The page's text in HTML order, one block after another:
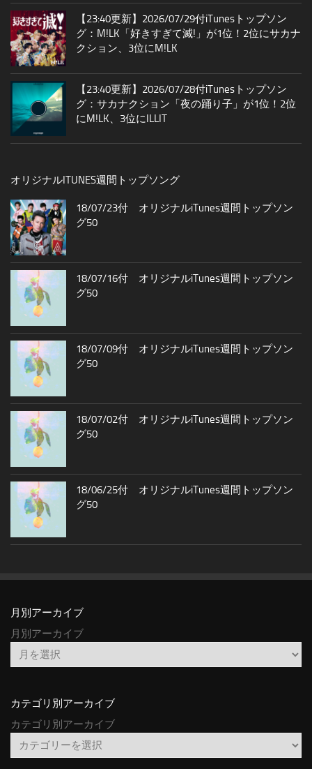
【23:40更新】2026/07/29付iTunesトップソン
グ：M!LK「好きすぎて滅!」が1位！2位にサカナ
クション、3位にM!LK
【23:40更新】2026/07/28付iTunesトップソン
グ：サカナクション「夜の踊り子」が1位！2位
にM!LK、3位にILLIT
オリジナルITUNES週間トップソング
18/07/23付 オリジナルiTunes週間トップソン
グ50
18/07/16付 オリジナルiTunes週間トップソン
グ50
18/07/09付 オリジナルiTunes週間トップソン
グ50
18/07/02付 オリジナルiTunes週間トップソン
グ50
18/06/25付 オリジナルiTunes週間トップソン
グ50
月別アーカイブ
月別アーカイブ
カテゴリ別アーカイブ
カテゴリ別アーカイブ